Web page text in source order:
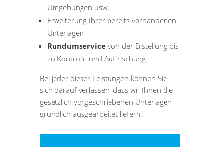
Umgebungen usw.
Erweiterung Ihrer bereits vorhandenen
Unterlagen
Rundumservice von der Erstellung bis
zu Kontrolle und Auffrischung
Bei jeder dieser Leistungen können Sie
sich darauf verlassen, dass wir Ihnen die
gesetzlich vorgeschriebenen Unterlagen
gründlich ausgearbeitet liefern.
Kontaktieren Sie uns!